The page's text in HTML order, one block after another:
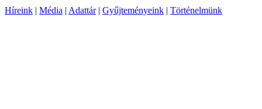
Híreink | Média | Adattár| Gyűjteményeink | Történelmünk